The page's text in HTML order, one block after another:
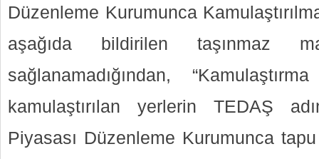
Düzenleme Kurumunca
aşağıda bildirilen taşınmaz
sağlanamadığından,
kamulaştırılan yerlerin TEDAŞ
Piyasası Düzenleme Kurumunca